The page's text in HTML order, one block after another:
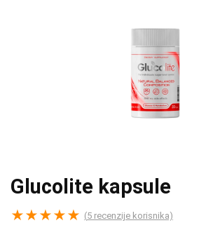
Glucolite kapsule
★★★★★ (5 recenzije korisnika)